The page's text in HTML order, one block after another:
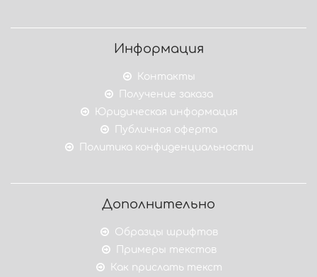
Информация
Контакты
Получение заказа
Юридическая информация
Публичная оферта
Политика конфиденциальности
Дополнительно
Образцы шрифтов
Примеры текстов
Как прислать текст